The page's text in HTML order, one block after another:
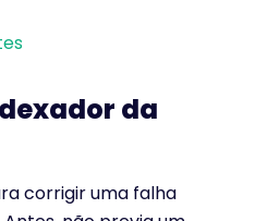
da
corrigir uma falha